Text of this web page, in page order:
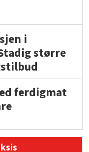
i
større
ferdigmat